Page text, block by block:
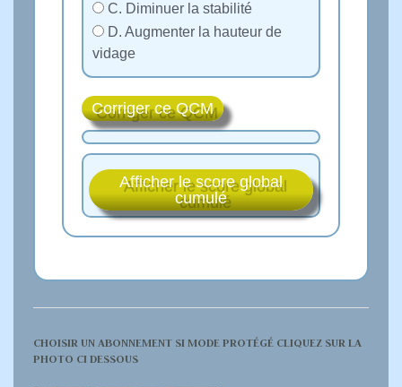
C. Diminuer la stabilité
D. Augmenter la hauteur de
vidage
Corriger ce QCM
Afficher le score global
cumulé
CHOISIR UN ABONNEMENT SI MODE PROTÉGÉ CLIQUEZ SUR LA
PHOTO CI DESSOUS